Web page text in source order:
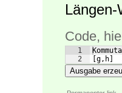
Längen-
Code,
1
2
g,h
Ausgabe